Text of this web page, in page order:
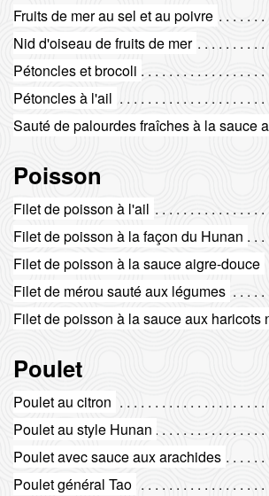
Fruits de mer au sel et au poivre
Nid d'oiseau de fruits de mer
Pétoncles et brocoli
Pétoncles à l'ail
Poisson
Filet de poisson à l'ail
Filet de poisson à la façon du Hunan
Filet de poisson à la sauce aigre-douce
Filet de mérou sauté aux légumes
Filet de poisson à la sauce aux haricots
Poulet
Poulet au citron
Poulet au style Hunan
Poulet avec sauce aux arachides
Poulet général Tao